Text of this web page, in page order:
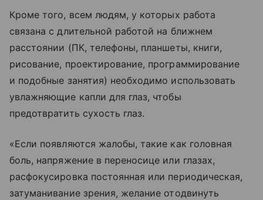
Кроме того, всем людям, у которых работа
связана с длительной работой на ближнем
расстоянии (ПК, телефоны, планшеты, книги,
рисование, проектирование, программирование
и подобные занятия) необходимо использовать
увлажняющие капли для глаз, чтобы
предотвратить сухость глаз.
«Если появляются жалобы, такие как головная
боль, напряжение в переносице или глазах,
расфокусировка постоянная или периодическая,
затуманивание зрения, желание отодвинуть